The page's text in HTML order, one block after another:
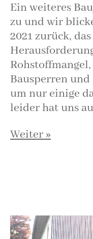
Ein weiteres
zu und wir
2021 zurück,
Bausperren
um nur einige
leider hat uns
Weiter »